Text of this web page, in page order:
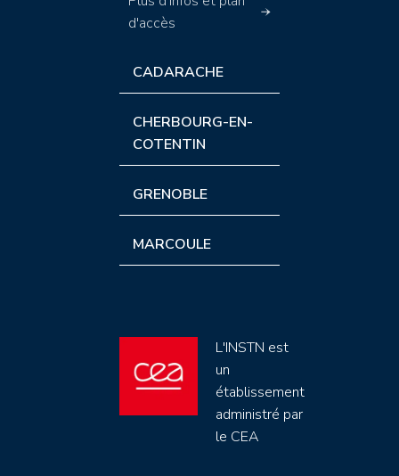
d'accès
CADARACHE
CHERBOURG-EN-
COTENTIN
GRENOBLE
MARCOULE
L'INSTN est
un
établissement
administré par
le CEA